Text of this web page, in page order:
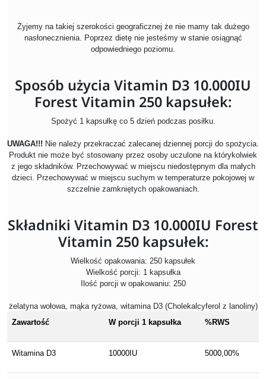
Żyjemy na takiej szerokości geograficznej że nie mamy tak dużego
nasłonecznienia. Poprzez dietę nie jesteśmy w stanie osiągnąć
odpowiedniego poziomu.
Sposób użycia Vitamin D3 10.000IU
Forest Vitamin 250 kapsułek:
Spożyć 1 kapsułkę co 5 dzień podczas posiłku.
UWAGA!!! Nie należy przekraczać zalecanej dziennej porcji do spożycia.
Produkt nie może być stosowany przez osoby uczulone na którykolwiek
z jego składników. Przechowywać w miejscu niedostępnym dla małych
dzieci. Przechowywać w miejscu suchym w temperaturze pokojowej w
szczelnie zamkniętych opakowaniach.
Składniki Vitamin D3 10.000IU Forest
Vitamin 250 kapsułek:
Wielkość opakowania: 250 kapsułek
Wielkość porcji: 1 kapsułka
Ilość porcji w opakowaniu: 250
żelatyna wołowa, mąka ryżowa, witamina D3 (Cholekalcyferol z lanoliny)
Zawartość
W porcji 1 kapsułka %RWS
Witamina D3 10000IU 5000,00%